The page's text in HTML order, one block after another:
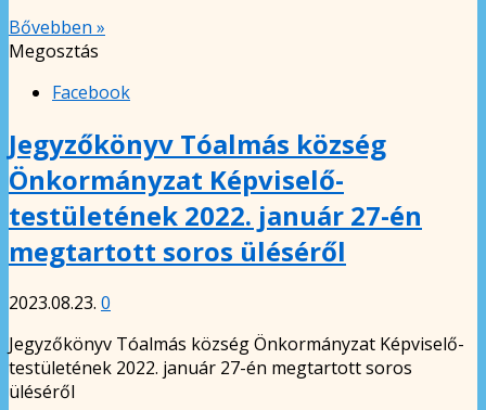
Bővebben »
Megosztás
Facebook
Jegyzőkönyv Tóalmás község
Önkormányzat Képviselő-
testületének 2022. január 27-én
megtartott soros üléséről
2023.08.23. 0
Jegyzőkönyv Tóalmás község Önkormányzat Képviselő-
testületének 2022. január 27-én megtartott soros
üléséről